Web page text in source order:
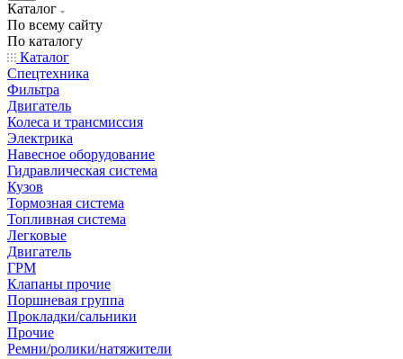
Каталог
По всему сайту
По каталогу
Каталог
Спецтехника
Фильтра
Двигатель
Колеса и трансмиссия
Электрика
Навесное оборудование
Гидравлическая система
Кузов
Тормозная система
Топливная система
Легковые
Двигатель
ГРМ
Клапаны прочие
Поршневая группа
Прокладки/сальники
Прочие
Ремни/ролики/натяжители